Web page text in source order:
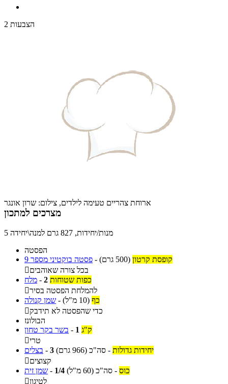
2 הצבעות
ארוחת צהריים טעימה לילדים, צילום: שרון אונגר
מצרכים למתכון
5 מנות/יחידות, 827 גרם למנה\יחידה
הפסטה
פסטה בוקטיני מספר 9 - קופסת קרטון (500 גרם)
בכל צורה שאוהבים
מלח - 2 כפות שטוחות
להמלחת הפסטה בסיר
שמן קנולה - כף (10 מ"ל)
כדי שהפסטה לא תידבק
הבולונז
בשר בקר טחון - 1 ק"ג
טרי
בצלים - 3 יחידות גדולות - סה"כ (966 גרם)
קצוצים
שמן זית - 1/4 כוס - סה"כ (60 מ"ל)
לטיגון